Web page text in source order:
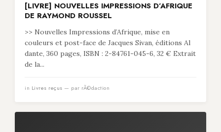
[LIVRE] NOUVELLES IMPRESSIONS D’AFRIQUE
DE RAYMOND ROUSSEL
>> Nouvelles Impressions d’Afrique, mise en
couleurs et post-face de Jacques Sivan, éditions Al
dante, 360 pages, ISBN : 2-84761-045-6, 32 € Extrait
de la...
in Livres reçus — par rÃ©daction